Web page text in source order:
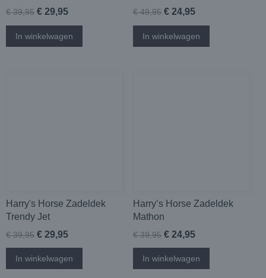
€ 39,95 € 29,95
In winkelwagen
€ 49,95 € 24,95
In winkelwagen
Harry's Horse Zadeldek
Trendy Jet
€ 39,95 € 29,95
In winkelwagen
Harry’s Horse Zadeldek
Mathon
€ 39,95 € 24,95
In winkelwagen